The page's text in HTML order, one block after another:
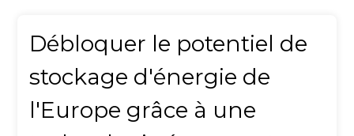
Débloquer le potentiel de
stockage d'énergie de
l'Europe grâce à une